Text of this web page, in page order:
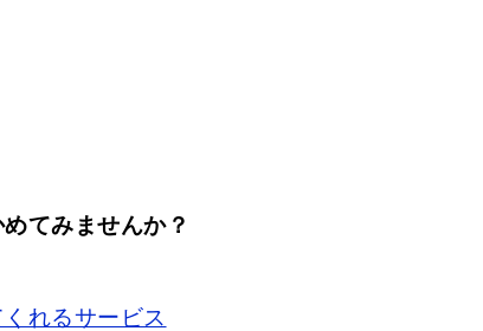
てみませんか？
れるサービス